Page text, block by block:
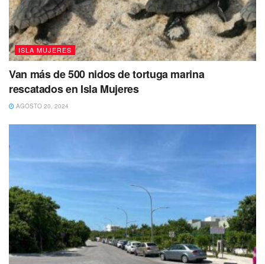
Tags: Atenea Gómez Feria Internacional
Isla Mujeres
ISLA MUJERES
Van más de 500 nidos de tortuga marina
rescatados en Isla Mujeres
AGOSTO 20, 2024